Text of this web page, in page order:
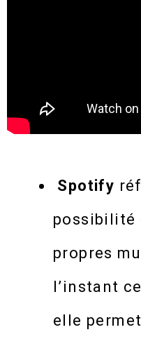
Spotify
possibilité
propres
l’instant
elle